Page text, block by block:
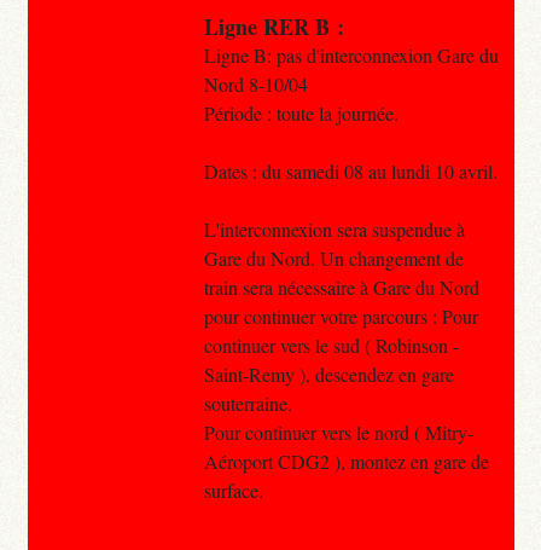
Ligne RER B :
Ligne B: pas d'interconnexion Gare du
Nord 8-10/04
Période : toute la journée.
Dates : du samedi 08 au lundi 10 avril.
L'interconnexion sera suspendue à
Gare du Nord. Un changement de
train sera nécessaire à Gare du Nord
pour continuer votre parcours : Pour
continuer vers le sud ( Robinson -
Saint-Remy ), descendez en gare
souterraine.
Pour continuer vers le nord ( Mitry-
Aéroport CDG2 ), montez en gare de
surface.